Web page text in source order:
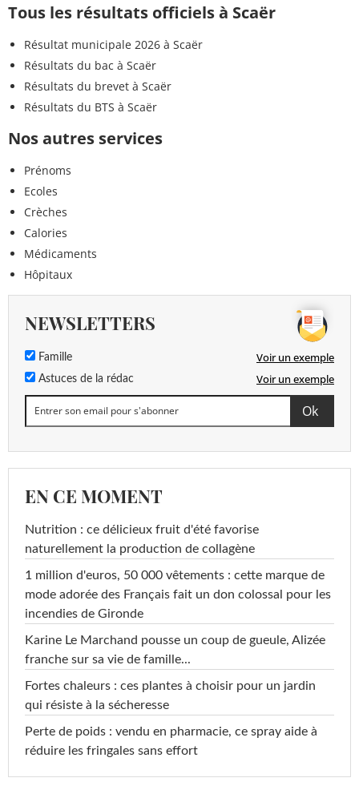
Tous les résultats officiels à Scaër
Résultat municipale 2026 à Scaër
Résultats du bac à Scaër
Résultats du brevet à Scaër
Résultats du BTS à Scaër
Nos autres services
Prénoms
Ecoles
Crèches
Calories
Médicaments
Hôpitaux
NEWSLETTERS
Famille Voir un exemple
Astuces de la rédac Voir un exemple
EN CE MOMENT
Nutrition : ce délicieux fruit d'été favorise
naturellement la production de collagène
1 million d'euros, 50 000 vêtements : cette marque de
mode adorée des Français fait un don colossal pour les
incendies de Gironde
Karine Le Marchand pousse un coup de gueule, Alizée
franche sur sa vie de famille...
Fortes chaleurs : ces plantes à choisir pour un jardin
qui résiste à la sécheresse
Perte de poids : vendu en pharmacie, ce spray aide à
réduire les fringales sans effort